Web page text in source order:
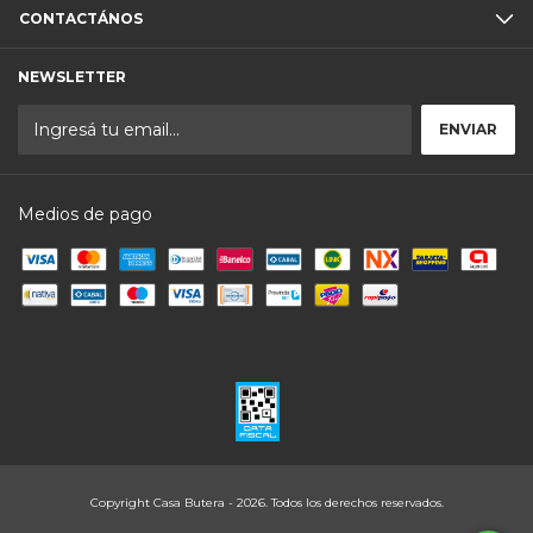
CONTACTÁNOS
NEWSLETTER
Medios de pago
Copyright Casa Butera - 2026. Todos los derechos reservados.